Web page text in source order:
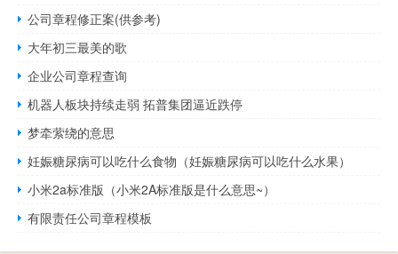
公司章程修正案(供参考)
大年初三最美的歌
企业公司章程查询
机器人板块持续走弱 拓普集团逼近跌停
梦牵萦绕的意思
妊娠糖尿病可以吃什么食物（妊娠糖尿病可以吃什么水果）
小米2a标准版（小米2A标准版是什么意思~）
有限责任公司章程模板